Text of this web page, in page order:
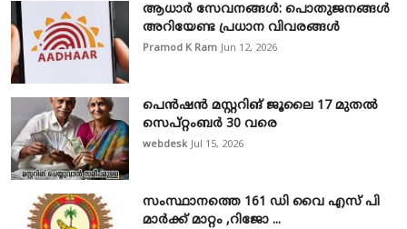
ആധാർ സേവനങ്ങൾ: പൊതുജനങ്ങൾ
അറിയേണ്ട പ്രധാന വിവരങ്ങൾ
Pramod K Ram Jun 12, 2026
പെൻഷൻ മസ്റ്ററിങ് ജൂലൈ 17 മുതൽ
സെപ്റ്റംബർ 30 വരെ
webdesk Jul 15, 2026
സംസ്ഥാനത്തെ 161 ഡി വൈ എസ് പി
മാർക്ക് മാറ്റം ,റിജോ ...